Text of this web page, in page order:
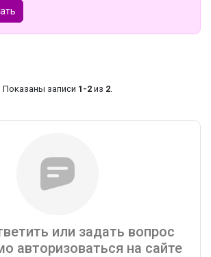
Показаны записи 1-2 из 2
или задать вопрос
авторизоваться на сайте